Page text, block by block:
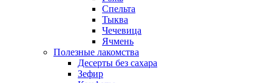
Спельта
Тыква
Чечевица
Ячмень
Полезные лакомства
Десерты без сахара
Зефир